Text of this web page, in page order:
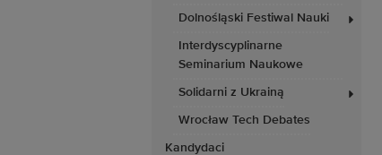
Dolnośląski Festiwal Nauki
Interdyscyplinarne
Seminarium Naukowe
Solidarni z Ukrainą
Wrocław Tech Debates
Kandydaci